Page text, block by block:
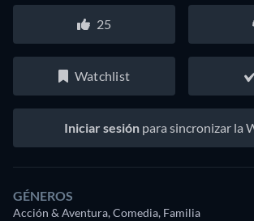
25
Watchlist
Iniciar sesión para sincronizar la
GÉNEROS
Acción & Aventura, Comedia, Familia